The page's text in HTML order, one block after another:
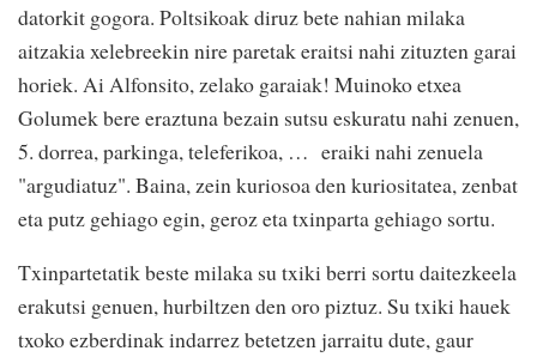
datorkit gogora. Poltsikoak diruz bete nahian milaka
aitzakia xelebreekin nire paretak eraitsi nahi zituzten garai
horiek. Ai Alfonsito, zelako garaiak! Muinoko etxea
Golumek bere eraztuna bezain sutsu eskuratu nahi zenuen,
5. dorrea, parkinga, teleferikoa, … eraiki nahi zenuela
"argudiatuz". Baina, zein kuriosoa den kuriositatea, zenbat
eta putz gehiago egin, geroz eta txinparta gehiago sortu.
Txinpartetatik beste milaka su txiki berri sortu daitezkeela
erakutsi genuen, hurbiltzen den oro piztuz. Su txiki hauek
txoko ezberdinak indarrez betetzen jarraitu dute, gaur